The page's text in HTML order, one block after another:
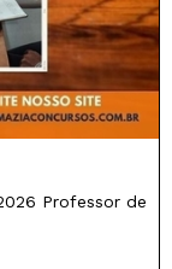
Professor de